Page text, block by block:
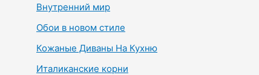
Внутренний мир
Обои в новом стиле
Кожаные Диваны На Кухню
Италиканские корни